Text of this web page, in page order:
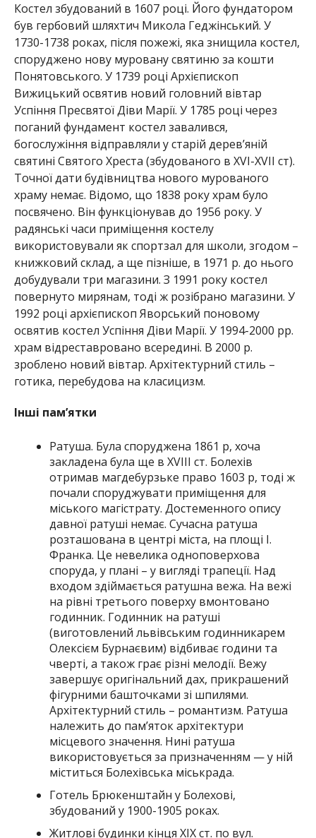
Костел збудований в 1607 році. Його фундатором
був гербовий шляхтич Микола Геджінський. У
1730-1738 роках, після пожежі, яка знищила костел,
споруджено нову муровану святиню за кошти
Понятовського. У 1739 році Архієпископ
Вижицький освятив новий головний вівтар
Успіння Пресвятої Діви Марії. У 1785 році через
поганий фундамент костел завалився,
богослужіння відправляли у старій дерев’яній
святині Святого Хреста (збудованого в XVI-XVII ст).
Точної дати будівництва нового мурованого
храму немає. Відомо, що 1838 року храм було
посвячено. Він функціонував до 1956 року. У
радянські часи приміщення костелу
використовували як спортзал для школи, згодом –
книжковий склад, а ще пізніше, в 1971 р. до нього
добудували три магазини. З 1991 року костел
повернуто мирянам, тоді ж розібрано магазини. У
1992 році архієпископ Яворський поновому
освятив костел Успіння Діви Марії. У 1994-2000 рр.
храм відреставровано всередині. В 2000 р.
зроблено новий вівтар. Архітектурний стиль –
готика, перебудова на класицизм.
Інші пам’ятки
Ратуша. Була споруджена 1861 р, хоча
закладена була ще в XVIII ст. Болехів
отримав магдебурзьке право 1603 р, тоді ж
почали споруджувати приміщення для
міського магістрату. Достеменного опису
давної ратуші немає. Сучасна ратуша
розташована в центрі міста, на площі І.
Франка. Це невелика одноповерхова
споруда, у плані – у вигляді трапеції. Над
входом здіймається ратушна вежа. На вежі
на рівні третього поверху вмонтовано
годинник. Годинник на ратуші
(виготовлений львівським годинникарем
Олексієм Бурнаєвим) відбиває години та
чверті, а також грає різні мелодії. Вежу
завершує оригінальний дах, прикрашений
фігурними башточками зі шпилями.
Архітектурний стиль – романтизм. Ратуша
належить до пам’яток архітектури
місцевого значення. Нині ратуша
використовується за призначенням — у ній
міститься Болехівська міськрада.
Готель Брюкенштайн у Болехові,
збудований у 1900-1905 роках.
Житлові будинки кінця ХІХ ст. по вул.